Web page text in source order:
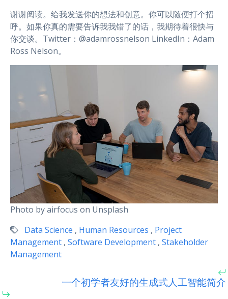
谢谢阅读。给我发送你的想法和创意。你可以随便打个招
呼。如果你真的需要告诉我我错了的话，我期待着很快与
你交谈。Twitter：@adamrossnelson LinkedIn：Adam
Ross Nelson。
Photo by airfocus on Unsplash
Data Science , Human Resources , Project
Management , Software Development , Stakeholder
Management
一个初学者友好的生成式人工智能简介